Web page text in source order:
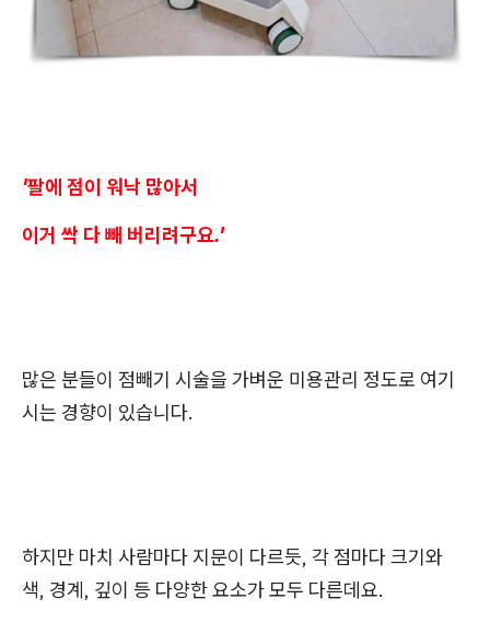
'팔에 점이 워낙 많아서
이거 싹 다 빼 버리려구요.'
많은 분들이 점빼기 시술을 가벼운 미용관리 정도로 여기
시는 경향이 있습니다.
하지만 마치 사람마다 지문이 다르듯, 각 점마다 크기와
색, 경계, 깊이 등 다양한 요소가 모두 다른데요.